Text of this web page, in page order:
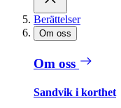
Berättelser
Om oss
Om oss
Sandvik i korthet